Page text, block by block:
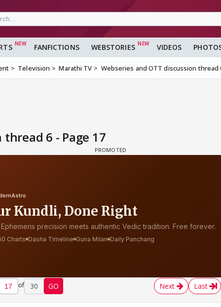
FANFICTIONS WEBSTORIES VIDEOS
Television Marathi TV Webseries and OTT discussion thread
6 - Page 17
of 30 GO Next Last